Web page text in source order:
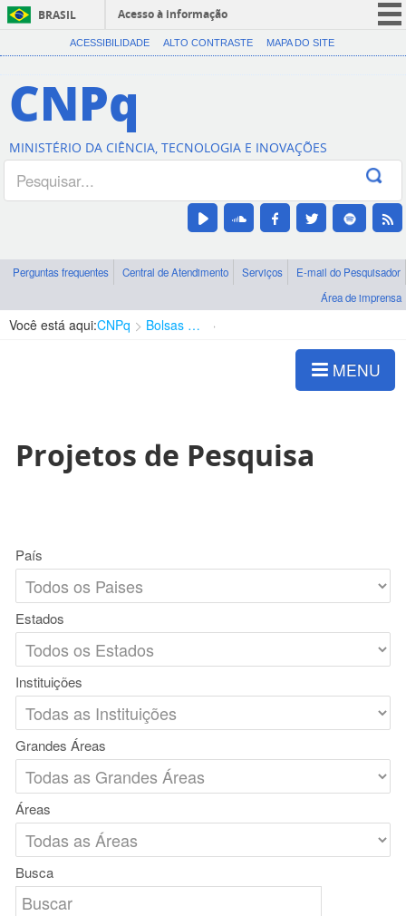
BRASIL
Acesso à informação
CORONAVÍRUS (COVID-19)
Canais
ACESSIBILIDADE ALTO CONTRASTE MAPA DO SITE
CNPq
MINISTÉRIO DA CIÊNCIA, TECNOLOGIA E INOVAÇÕES
Perguntas frequentes Central de Atendimento Serviços
E-mail do Pesquisador
Área de imprensa
Você está aqui:CNPq Bolsas e Auxílios Vigentes
MENU
Projetos de Pesquisa
País
Estados
Instituições
Grandes Áreas
Áreas
Busca